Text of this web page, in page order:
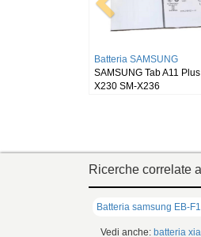
Batteria RUGGEAR
RugGear RG910
Ricerche correlate
Batteria samsung EB-
Vedi anche: batteria